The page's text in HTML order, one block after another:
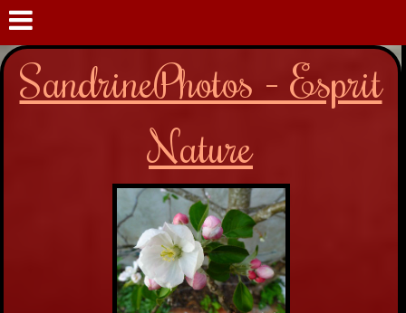
SandrinePhotos - Esprit
Nature